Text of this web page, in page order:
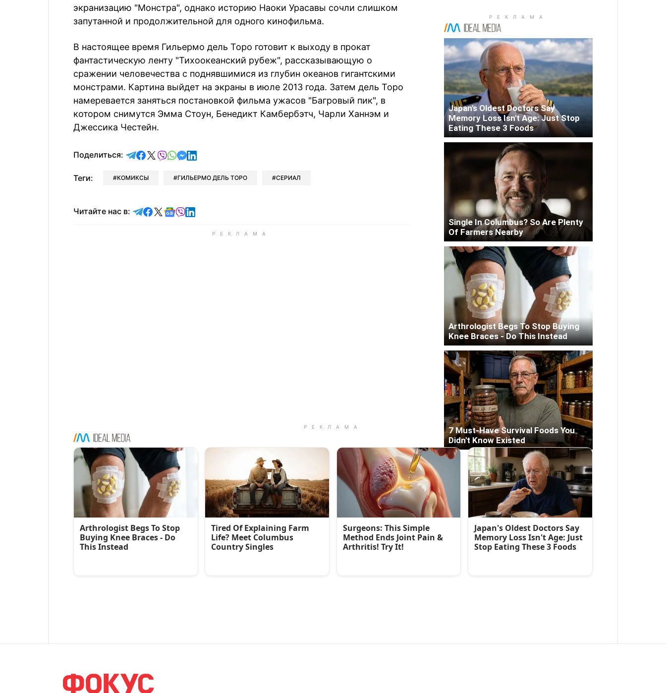
экранизацию "Монстра", однако историю Наоки Урасавы сочли слишком
запутанной и продолжительной для одного кинофильма.
В настоящее время Гильермо дель Торо готовит к выходу в прокат
фантастическую ленту "Тихоокеанский рубеж", рассказывающую о
сражении человечества с поднявшимися из глубин океанов гигантскими
монстрами. Картина выйдет на экраны в июле 2013 года. Затем дель Торо
намеревается заняться постановкой фильма ужасов "Багровый пик", в
котором снимутся Эмма Стоун, Бенедикт Камбербэтч, Чарли Ханнэм и
Джессика Честейн.
Поделиться: отправить в Telegram
поделиться в Facebook
поделиться в X
отправить в Viber
отправить в Whatsapp
отправить в Messenger
отправить в LinkedIn
Теги: КОМИКСЫ ГИЛЬЕРМО ДЕЛЬ ТОРО СЕРИАЛ
Читайте нас в: Читайте в Telegram
Читайте в Facebook
Читайте в X
Читайте в Google news
Читайте в Viber
Читайте в LinkedIn